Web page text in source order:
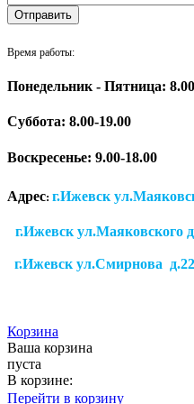
Время работы:
Понедельник - Пятница:
Суббота: 8.00-19.00
Воскресенье: 9.00-18.00
Адрес: г.Ижевск
г.Ижевск
г.Ижевск ул.Смирнова
Корзина
Ваша корзина
пуста
В корзине:
Перейти в корзину